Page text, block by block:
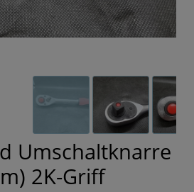
Umschaltknarre
2K-Griff